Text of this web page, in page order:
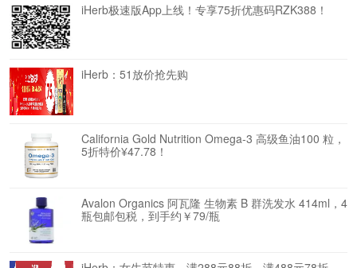
iHerb极速版App上线！专享75折优惠码RZK388！
iHerb：51放价抢先购
California Gold Nutrition Omega-3 高级鱼油100 粒，
5折特价¥47.78！
Avalon Organics 阿瓦隆 生物素 B 群洗发水 414ml，4
瓶包邮包税，到手约￥79/瓶